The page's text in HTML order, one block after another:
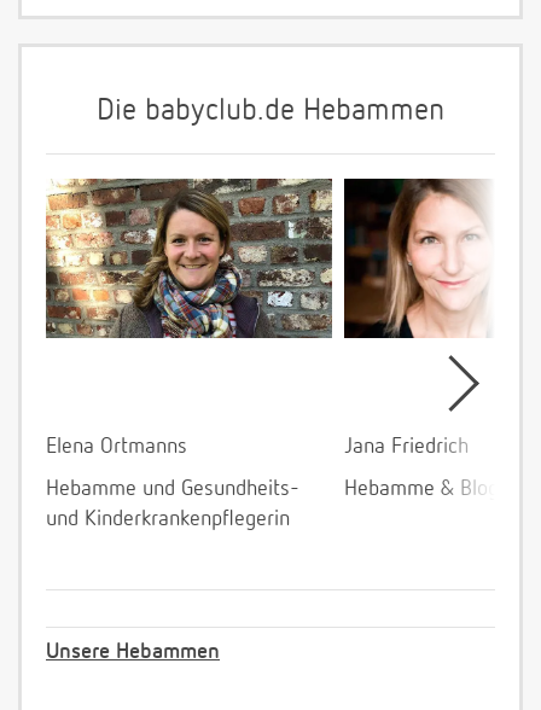
Die babyclub.de Hebammen
Elena Ortmanns
Hebamme und Gesundheits-
und Kinderkrankenpflegerin
Jana Friedrich
Hebamme &
Unsere Hebammen